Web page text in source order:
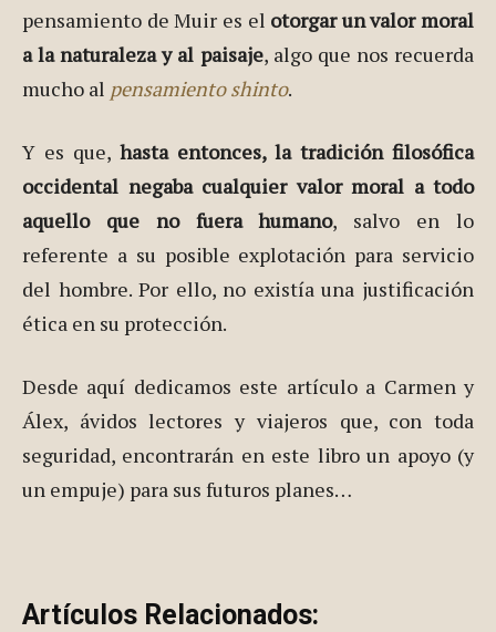
pensamiento de Muir es el otorgar un valor moral
a la naturaleza y al paisaje, algo que nos recuerda
mucho al pensamiento shinto.
Y es que, hasta entonces, la tradición filosófica
occidental negaba cualquier valor moral a todo
aquello que no fuera humano, salvo en lo
referente a su posible explotación para servicio
del hombre. Por ello, no existía una justificación
ética en su protección.
Desde aquí dedicamos este artículo a Carmen y
Álex, ávidos lectores y viajeros que, con toda
seguridad, encontrarán en este libro un apoyo (y
un empuje) para sus futuros planes…
Artículos Relacionados: